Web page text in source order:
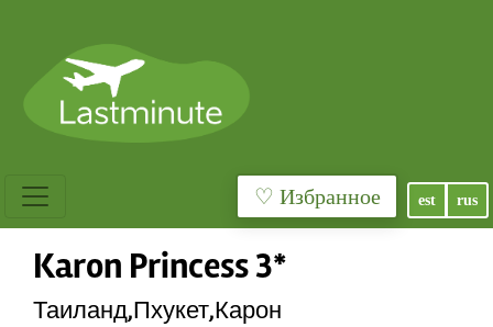
♡ Избранное est rus
Karon Princess 3*
Таиланд,Пхукет,Карон